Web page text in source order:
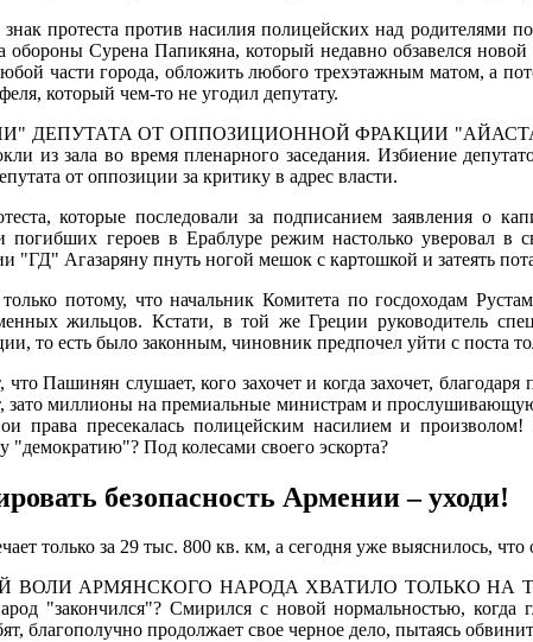
протеста против насилия полицейских над родителями
обороны Сурена Папикяна, который недавно обзавелся
части города, обложить любого трехэтажным матом, а
который чем-то не угодил депутату.
ОТ ОППОЗИЦИОННОЙ ФРАКЦИИ "АЙАСТАН"
из зала во время пленарного заседания. Избиение
от оппозиции за критику в адрес власти.
которые последовали за подписанием заявления о
погибших героев в Ераблуре режим настолько уверовал
"ГД" Агазаряну пнуть ногой мешок с картошкой и затеять
потому, что начальник Комитета по госдоходам
жильцов. Кстати, в той же Греции руководитель
то есть было законным, чиновник предпочел уйти с поста
Пашинян слушает, кого захочет и когда захочет,
зато миллионы на премиальные министрам и
права пресекалась полицейским насилием и
"демократию"? Под колесами своего эскорта?
безопасность Армении – уходи!
только за 29 тыс. 800 кв. км, а сегодня уже выяснилось,
АРМЯНСКОГО НАРОДА ХВАТИЛО ТОЛЬКО НА ТО, чтобы
"закончился"? Смирился с новой нормальностью,
благополучно продолжает свое черное дело, пытаясь